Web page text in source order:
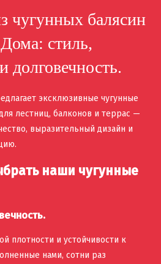
чугунных балясин
стиль,
долговечность.
эксклюзивные чугунные
лестниц, балконов и террас —
выразительный дизайн и
наши чугунные
плотности и устойчивости к
нами, сотни раз